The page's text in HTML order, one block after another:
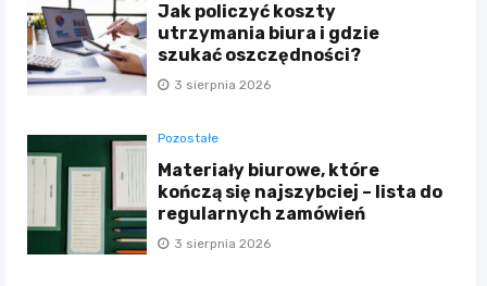
Jak policzyć koszty
utrzymania biura i gdzie
szukać oszczędności?
3 sierpnia 2026
Pozostałe
Materiały biurowe, które
kończą się najszybciej – lista do
regularnych zamówień
3 sierpnia 2026